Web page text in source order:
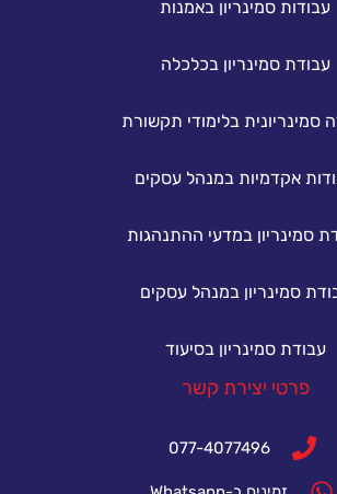
עבודות סמינריון באמנות
עבודת סמינריון בכלכלה
סמינריונית בלימודי תקשורת
אקדמיות במנהל עסקים
סמינריון במדעי ההתנהגות
סמינריון במנהל עסקים
עבודת סמינריון בסיעוד
פרטי יצירת קשר
077-4077496